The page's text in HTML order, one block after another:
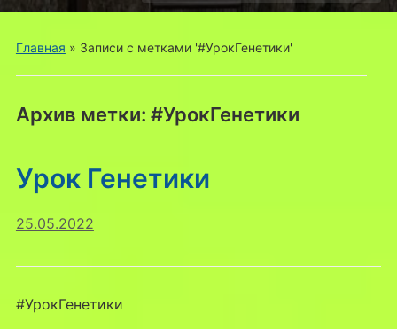
меню
Главная » Записи с метками '#УрокГенетики'
Архив метки: #УрокГенетики
Урок Генетики
25.05.2022
#УрокГенетики